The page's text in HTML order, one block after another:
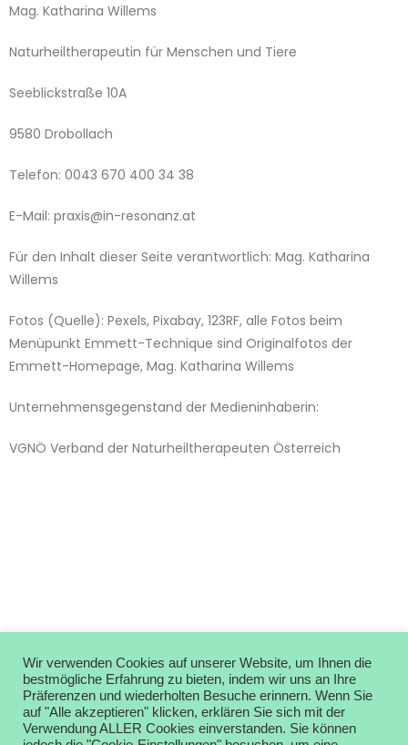
Mag. Katharina Willems
Naturheiltherapeutin für Menschen und Tiere
Seeblickstraße 10A
9580 Drobollach
Telefon: 0043 670 400 34 38
E-Mail: praxis@in-resonanz.at
Für den Inhalt dieser Seite verantwortlich: Mag. Katharina
Willems
Fotos (Quelle): Pexels, Pixabay, 123RF, alle Fotos beim
Menüpunkt Emmett-Technique sind Originalfotos der
Emmett-Homepage, Mag. Katharina Willems
Unternehmensgegenstand der Medieninhaberin:
VGNÖ Verband der Naturheiltherapeuten Österreich
Wir verwenden Cookies auf unserer Website, um Ihnen die
bestmögliche Erfahrung zu bieten, indem wir uns an Ihre
Präferenzen und wiederholten Besuche erinnern. Wenn Sie
auf "Alle akzeptieren" klicken, erklären Sie sich mit der
Verwendung ALLER Cookies einverstanden. Sie können